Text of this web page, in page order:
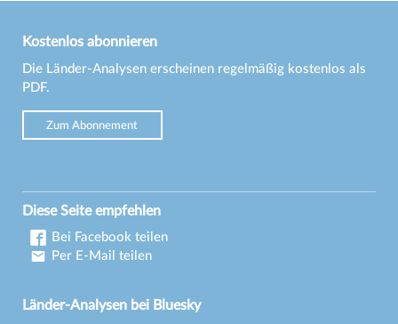
Kostenlos abonnieren
Die Länder-Analysen erscheinen regelmäßig kostenlos als
PDF.
Zum Abonnement
Diese Seite empfehlen
Bei Facebook teilen
Per E-Mail teilen
Länder-Analysen bei Bluesky